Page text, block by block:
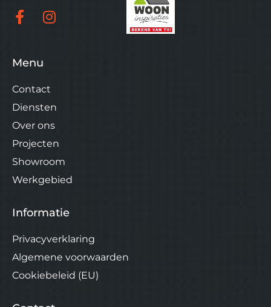
Menu
Contact
Diensten
Over ons
Projecten
Showroom
Werkgebied
Informatie
Privacyverklaring
Algemene voorwaarden
Cookiebeleid (EU)